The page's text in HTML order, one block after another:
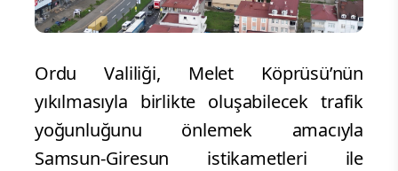
Ordu Valiliği, Melet Köprüsü’nün
yıkılmasıyla birlikte oluşabilecek trafik
yoğunluğunu önlemek amacıyla
Samsun-Giresun istikametleri ile